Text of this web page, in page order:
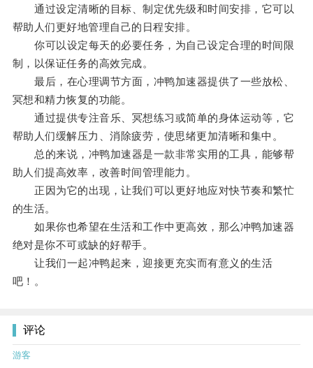
通过设定清晰的目标、制定优先级和时间安排，它可以
帮助人们更好地管理自己的日程安排。
你可以设定每天的必要任务，为自己设定合理的时间限
制，以保证任务的高效完成。
最后，在心理调节方面，冲鸭加速器提供了一些放松、
冥想和精力恢复的功能。
通过提供专注音乐、冥想练习或简单的身体运动等，它
帮助人们缓解压力、消除疲劳，使思绪更加清晰和集中。
总的来说，冲鸭加速器是一款非常实用的工具，能够帮
助人们提高效率，改善时间管理能力。
正因为它的出现，让我们可以更好地应对快节奏和繁忙
的生活。
如果你也希望在生活和工作中更高效，那么冲鸭加速器
绝对是你不可或缺的好帮手。
让我们一起冲鸭起来，迎接更充实而有意义的生活
吧！。
评论
游客